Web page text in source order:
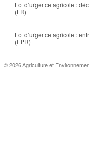
Loi d’urgence agricole :
(LR)
Loi d’urgence agricole :
(EPR)
© 2026 Agriculture et